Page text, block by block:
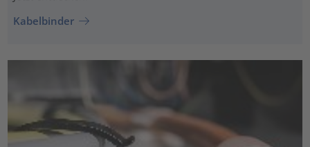
Kabelbinder